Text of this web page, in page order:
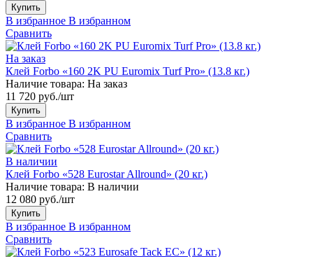
Купить
В избранное В избранном
Сравнить
На заказ
Клей Forbo «160 2K PU Euromix Turf Pro» (13.8 кг.)
Наличие товара: На заказ
11 720 руб./шт
Купить
В избранное В избранном
Сравнить
В наличии
Клей Forbo «528 Eurostar Allround» (20 кг.)
Наличие товара: В наличии
12 080 руб./шт
Купить
В избранное В избранном
Сравнить